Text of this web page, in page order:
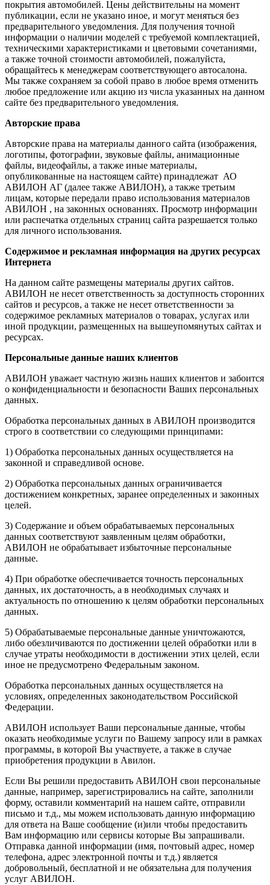
покрытия автомобилей. Цены действительны на момент
публикации, если не указано иное, и могут меняться без
предварительного уведомления. Для получения точной
информации о наличии моделей с требуемой комплектацией,
техническими характеристиками и цветовыми сочетаниями,
а также точной стоимости автомобилей, пожалуйста,
обращайтесь к менеджерам соответствующего автосалона.
Мы также сохраняем за собой право в любое время отменить
любое предложение или акцию из числа указанных на данном
сайте без предварительного уведомления.
Авторские права
Авторские права на материалы данного сайта (изображения,
логотипы, фотографии, звуковые файлы, анимационные
файлы, видеофайлы, а также иные материалы,
опубликованные на настоящем сайте) принадлежат АО
АВИЛОН АГ (далее также АВИЛОН), а также третьим
лицам, которые передали право использования материалов
АВИЛОН , на законных основаниях. Просмотр информации
или распечатка отдельных страниц сайта разрешается только
для личного использования.
Содержимое и рекламная информация на других ресурсах
Интернета
На данном сайте размещены материалы других сайтов.
АВИЛОН не несет ответственность за доступность сторонних
сайтов и ресурсов, а также не несет ответственности за
содержимое рекламных материалов о товарах, услугах или
иной продукции, размещенных на вышеупомянутых сайтах и
ресурсах.
Персональные данные наших клиентов
АВИЛОН уважает частную жизнь наших клиентов и забоится
о конфиденциальности и безопасности Ваших персональных
данных.
Обработка персональных данных в АВИЛОН производится
строго в соответствии со следующими принципами:
1) Обработка персональных данных осуществляется на
законной и справедливой основе.
2) Обработка персональных данных ограничивается
достижением конкретных, заранее определенных и законных
целей.
3) Содержание и объем обрабатываемых персональных
данных соответствуют заявленным целям обработки,
АВИЛОН не обрабатывает избыточные персональные
данные.
4) При обработке обеспечивается точность персональных
данных, их достаточность, а в необходимых случаях и
актуальность по отношению к целям обработки персональных
данных.
5) Обрабатываемые персональные данные уничтожаются,
либо обезличиваются по достижении целей обработки или в
случае утраты необходимости в достижении этих целей, если
иное не предусмотрено Федеральным законом.
Обработка персональных данных осуществляется на
условиях, определенных законодательством Российской
Федерации.
АВИЛОН использует Ваши персональные данные, чтобы
оказать необходимые услуги по Вашему запросу или в рамках
программы, в которой Вы участвуете, а также в случае
приобретения продукции в Авилон.
Если Вы решили предоставить АВИЛОН свои персональные
данные, например, зарегистрировались на сайте, заполнили
форму, оставили комментарий на нашем сайте, отправили
письмо и т.д., мы можем использовать данную информацию
для ответа на Ваше сообщение (и)или чтобы предоставить
Вам информацию или сервисы которые Вы запрашивали.
Отправка данной информации (имя, почтовый адрес, номер
телефона, адрес электронной почты и т.д.) является
добровольный, бесплатной и не обязательна для получения
услуг АВИЛОН.